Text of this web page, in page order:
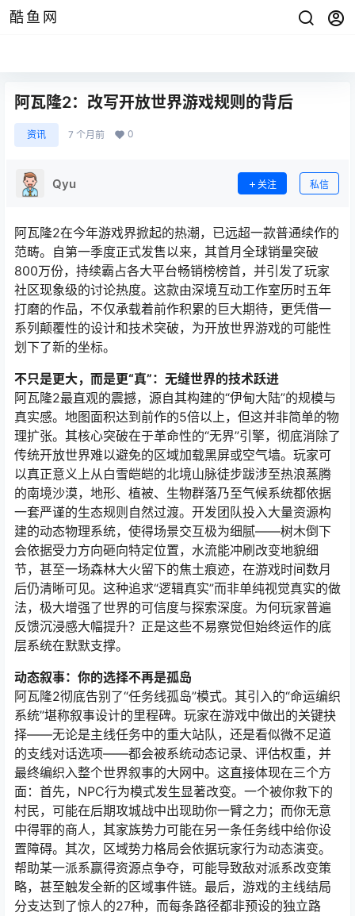
酷鱼网
阿瓦隆2：改写开放世界游戏规则的背后
资讯 7 个月前 0
Qyu 关注 私信
阿瓦隆2在今年游戏界掀起的热潮，已远超一款普通续作的
范畴。自第一季度正式发售以来，其首月全球销量突破
800万份，持续霸占各大平台畅销榜榜首，并引发了玩家
社区现象级的讨论热度。这款由深境互动工作室历时五年
打磨的作品，不仅承载着前作积累的巨大期待，更凭借一
系列颠覆性的设计和技术突破，为开放世界游戏的可能性
划下了新的坐标。
不只是更大，而是更“真”：无缝世界的技术跃进
阿瓦隆2最直观的震撼，源自其构建的“伊甸大陆”的规模与
真实感。地图面积达到前作的5倍以上，但这并非简单的物
理扩张。其核心突破在于革命性的“无界”引擎，彻底消除了
传统开放世界难以避免的区域加载黑屏或空气墙。玩家可
以真正意义上从白雪皑皑的北境山脉徒步跋涉至热浪蒸腾
的南境沙漠，地形、植被、生物群落乃至气候系统都依据
一套严谨的生态规则自然过渡。开发团队投入大量资源构
建的动态物理系统，使得场景交互极为细腻——树木倒下
会依据受力方向砸向特定位置，水流能冲刷改变地貌细
节，甚至一场森林大火留下的焦土痕迹，在游戏时间数月
后仍清晰可见。这种追求“逻辑真实”而非单纯视觉真实的做
法，极大增强了世界的可信度与探索深度。为何玩家普遍
反馈沉浸感大幅提升？正是这些不易察觉但始终运作的底
层系统在默默支撑。
动态叙事：你的选择不再是孤岛
阿瓦隆2彻底告别了“任务线孤岛”模式。其引入的“命运编织
系统”堪称叙事设计的里程碑。玩家在游戏中做出的关键抉
择——无论是主线任务中的重大站队，还是看似微不足道
的支线对话选项——都会被系统动态记录、评估权重，并
最终编织入整个世界叙事的大网中。这直接体现在三个方
面：首先，NPC行为模式发生显著改变。一个被你救下的
村民，可能在后期攻城战中出现助你一臂之力；而你无意
中得罪的商人，其家族势力可能在另一条任务线中给你设
置障碍。其次，区域势力格局会依据玩家行为动态演变。
帮助某一派系赢得资源点争夺，可能导致敌对派系改变策
略，甚至触发全新的区域事件链。最后，游戏的主线结局
分支达到了惊人的27种，而每条路径都非预设的独立路